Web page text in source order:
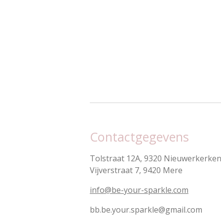
Contactgegevens
Tolstraat 12A, 9320
Vijverstraat 7, 9420 Mere
info@be-your-sparkle.com
bb.be.your.sparkle@gmail.com